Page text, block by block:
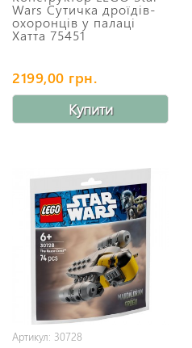
Wars Сутичка дроїдів-
охоронців у палаці
Хатта 75451
2199,00 грн.
Купити
Артикул: 30728